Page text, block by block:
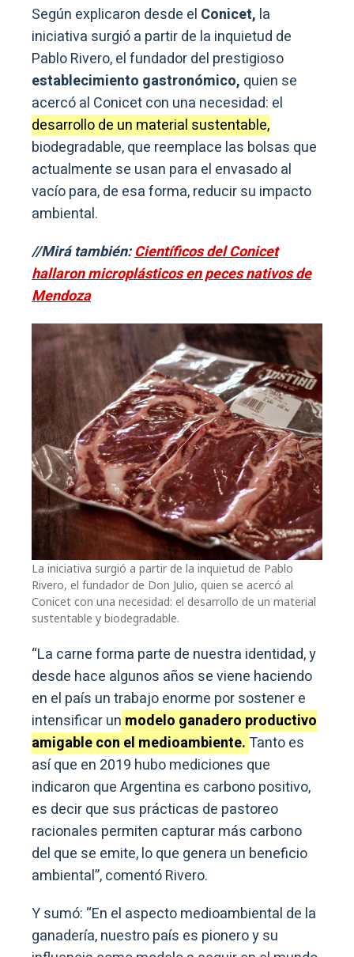
Según explicaron desde el Conicet, la
iniciativa surgió a partir de la inquietud de
Pablo Rivero, el fundador del prestigioso
establecimiento gastronómico, quien se
acercó al Conicet con una necesidad: el
desarrollo de un material sustentable,
biodegradable, que reemplace las bolsas que
actualmente se usan para el envasado al
vacío para, de esa forma, reducir su impacto
ambiental.
//Mirá también:Científicos del Conicet
hallaron microplásticos en peces nativos de
Mendoza
La iniciativa surgió a partir de la inquietud de Pablo
Rivero, el fundador de Don Julio, quien se acercó al
Conicet con una necesidad: el desarrollo de un material
sustentable y biodegradable.
“La carne forma parte de nuestra identidad, y
desde hace algunos años se viene haciendo
en el país un trabajo enorme por sostener e
intensificar un modelo ganadero productivo
amigable con el medioambiente. Tanto es
así que en 2019 hubo mediciones que
indicaron que Argentina es carbono positivo,
es decir que sus prácticas de pastoreo
racionales permiten capturar más carbono
del que se emite, lo que genera un beneficio
ambiental”, comentó Rivero.
Y sumó: “En el aspecto medioambiental de la
ganadería, nuestro país es pionero y su